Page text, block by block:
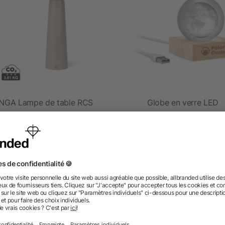
Lampe de table RCS
Avery
dès 17,26 €
Globe en verre LED
questions ? Nous avons les